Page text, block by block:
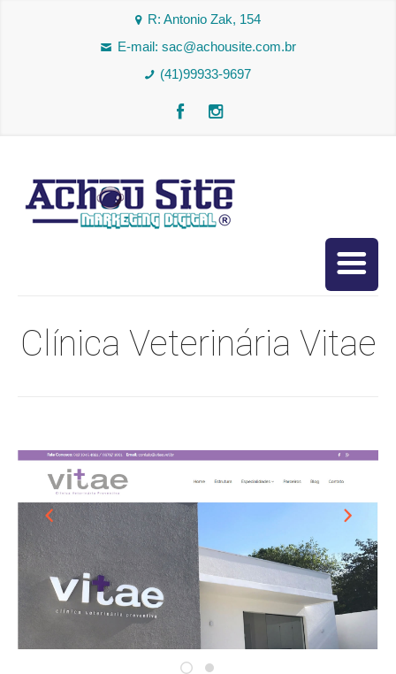
R: Antonio Zak, 154
E-mail: sac@achousite.com.br
(41)99933-9697
Clínica Veterinária Vitae